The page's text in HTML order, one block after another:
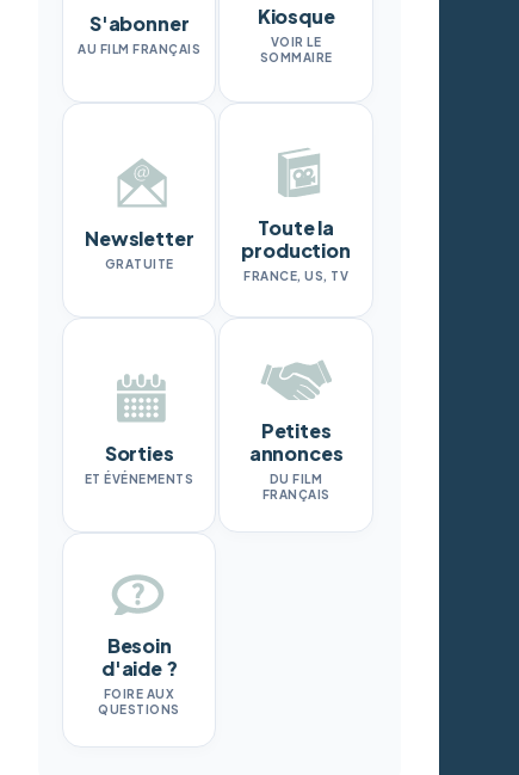
S'abonner
AU FILM FRANÇAIS
Kiosque
VOIR LE
SOMMAIRE
Newsletter
GRATUITE
Toute la
production
FRANCE, US, TV
Sorties
ET ÉVÉNEMENTS
Petites
annonces
DU FILM
FRANÇAIS
Besoin
d'aide ?
FOIRE AUX
QUESTIONS